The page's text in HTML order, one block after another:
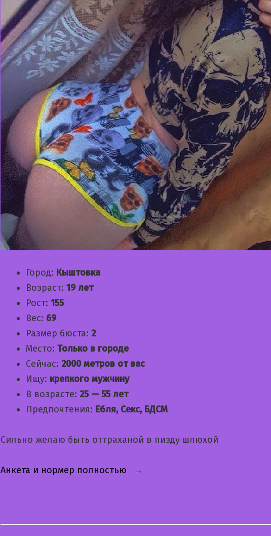
Город: Кыштовка
Возраст: 19 лет
Рост: 155
Вес: 69
Размер бюста: 2
Место: Только в городе
Сейчас: 2000 метров от вас
Ищу: крепкого мужчину
В возрасте: 25 — 55 лет
Предпочтения: Ебля, Секс, БДСМ
Сильно желаю быть оттраханой в пизду шлюхой
Анкета и нормер полностью «Катюшка»